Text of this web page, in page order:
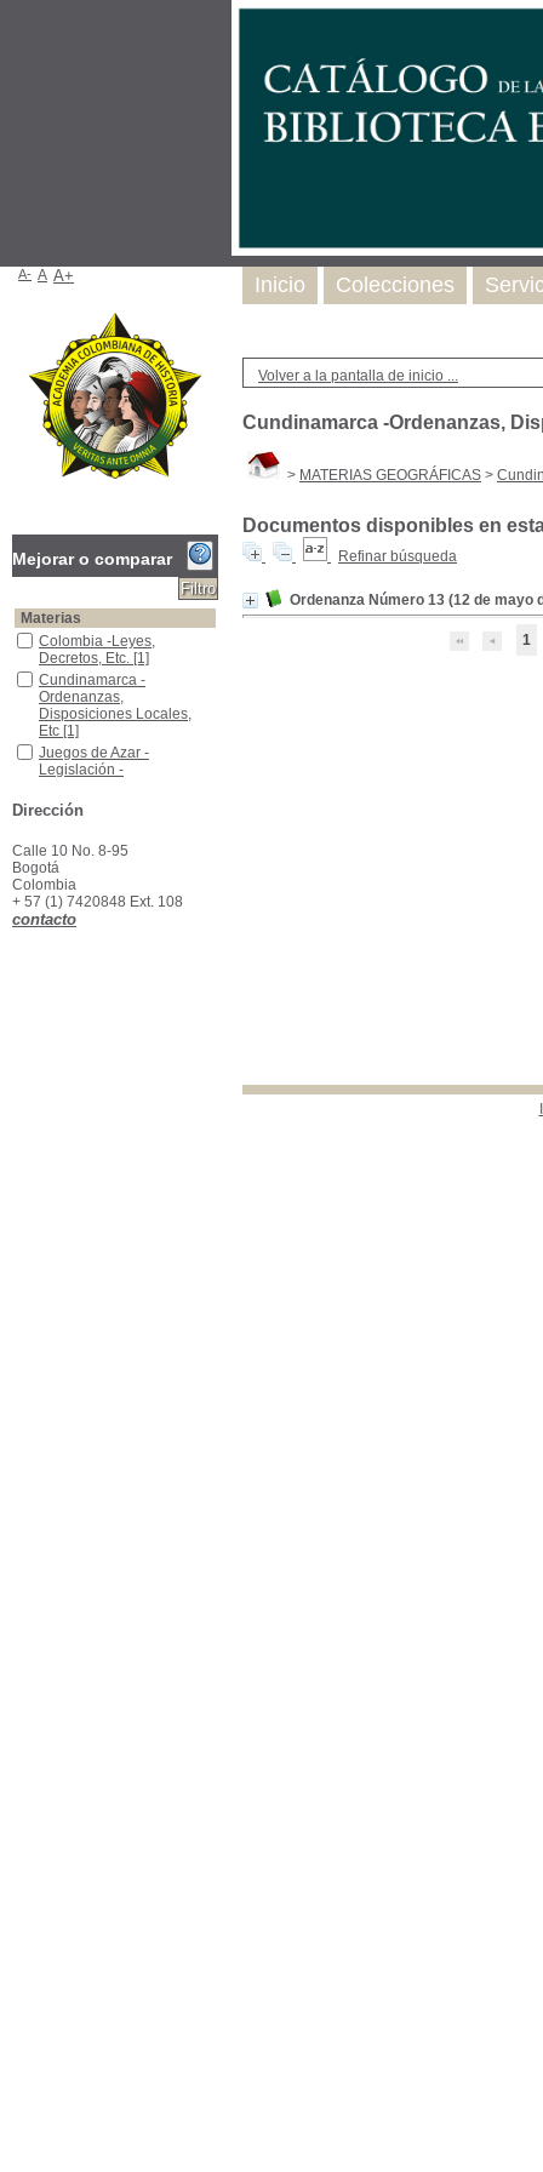
Volver a la pantalla de inicio ...
Cundinamarca -Ordenanzas,
> MATERIAS GEOGRÁFICAS >
Documentos disponibles en
Refinar búsqueda
Ordenanza Número 13 (12 de mayo
1
Inicio Colecciones
A- A A+
Mejorar o comparar
Materias
Colombia -Leyes, Decretos, Etc.
Colombia -Leyes,
Decretos, Etc. [1]
Cundinamarca -Ordenanzas, Disposiciones Locales, Etc
Cundinamarca -
Ordenanzas,
Disposiciones Locales,
Etc [1]
Juegos de Azar -Legislación -Cundinamarca
Juegos de Azar -
Legislación -
Dirección
Calle 10 No. 8-95
Bogotá
Colombia
+ 57 (1) 7420848 Ext. 108
contacto